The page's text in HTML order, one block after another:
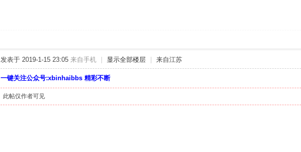
发表于 2019-1-15 23:05 来自手机 显示全部楼层 来自江苏
一键关注公众号:xbinhaibbs 精彩不断
此帖仅作者可见